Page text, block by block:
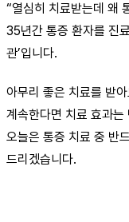
“열심히 치료받는데 왜
35년간 통증 환자를 진
관’입니다.
아무리 좋은 치료를 받
계속한다면 치료 효과
오늘은 통증 치료 중 반
드리겠습니다.